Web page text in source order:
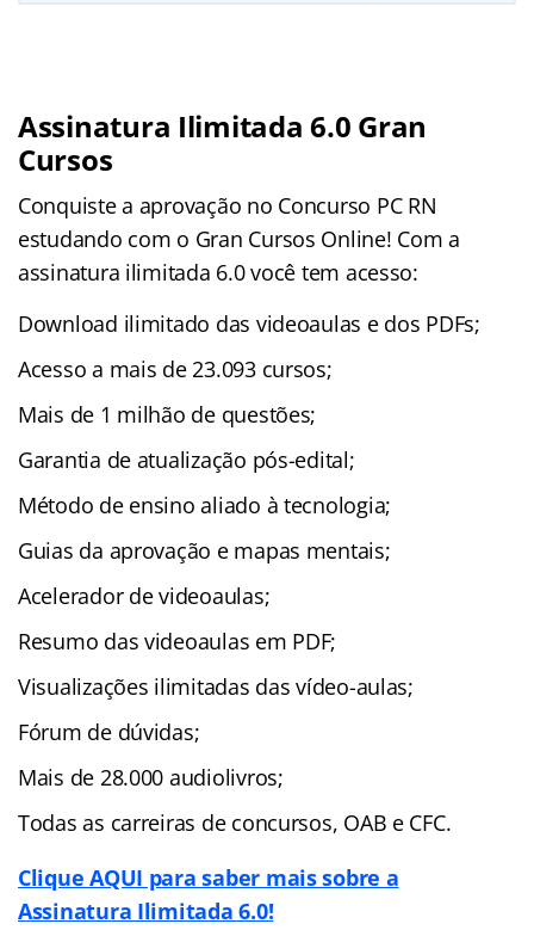
Assinatura Ilimitada 6.0 Gran
Cursos
Conquiste a aprovação no Concurso PC RN
estudando com o Gran Cursos Online! Com a
assinatura ilimitada 6.0 você tem acesso:
Download ilimitado das videoaulas e dos PDFs;
Acesso a mais de 23.093 cursos;
Mais de 1 milhão de questões;
Garantia de atualização pós-edital;
Método de ensino aliado à tecnologia;
Guias da aprovação e mapas mentais;
Acelerador de videoaulas;
Resumo das videoaulas em PDF;
Visualizações ilimitadas das vídeo-aulas;
Fórum de dúvidas;
Mais de 28.000 audiolivros;
Todas as carreiras de concursos, OAB e CFC.
Clique AQUI para saber mais sobre a
Assinatura Ilimitada 6.0!